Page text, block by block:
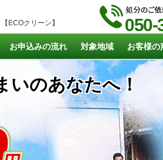
ECOクリーン】 050-
お申込みの流れ 対象地域 お客様の
いのあなたへ！